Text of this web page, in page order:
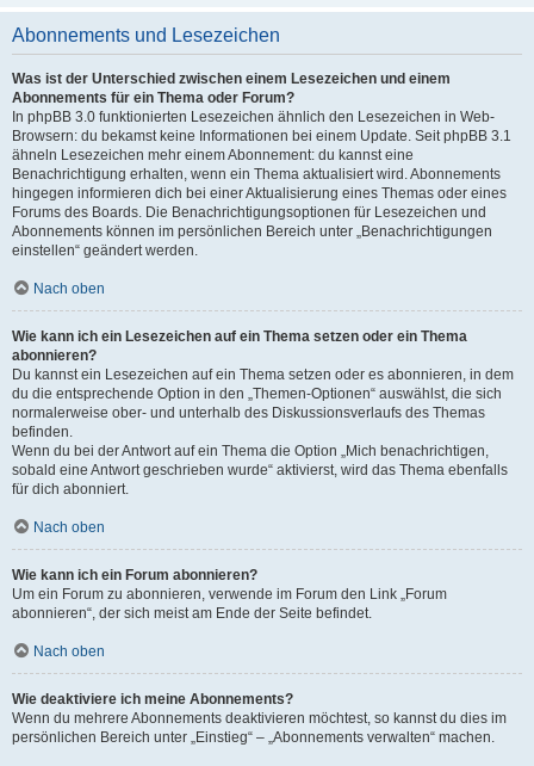
Abonnements und Lesezeichen
Was ist der Unterschied zwischen einem Lesezeichen und einem
Abonnements für ein Thema oder Forum?
In phpBB 3.0 funktionierten Lesezeichen ähnlich den Lesezeichen in Web-
Browsern: du bekamst keine Informationen bei einem Update. Seit phpBB 3.1
ähneln Lesezeichen mehr einem Abonnement: du kannst eine
Benachrichtigung erhalten, wenn ein Thema aktualisiert wird. Abonnements
hingegen informieren dich bei einer Aktualisierung eines Themas oder eines
Forums des Boards. Die Benachrichtigungsoptionen für Lesezeichen und
Abonnements können im persönlichen Bereich unter „Benachrichtigungen
einstellen“ geändert werden.
Nach oben
Wie kann ich ein Lesezeichen auf ein Thema setzen oder ein Thema
abonnieren?
Du kannst ein Lesezeichen auf ein Thema setzen oder es abonnieren, in dem
du die entsprechende Option in den „Themen-Optionen“ auswählst, die sich
normalerweise ober- und unterhalb des Diskussionsverlaufs des Themas
befinden.
Wenn du bei der Antwort auf ein Thema die Option „Mich benachrichtigen,
sobald eine Antwort geschrieben wurde“ aktivierst, wird das Thema ebenfalls
für dich abonniert.
Nach oben
Wie kann ich ein Forum abonnieren?
Um ein Forum zu abonnieren, verwende im Forum den Link „Forum
abonnieren“, der sich meist am Ende der Seite befindet.
Nach oben
Wie deaktiviere ich meine Abonnements?
Wenn du mehrere Abonnements deaktivieren möchtest, so kannst du dies im
persönlichen Bereich unter „Einstieg“ – „Abonnements verwalten“ machen.